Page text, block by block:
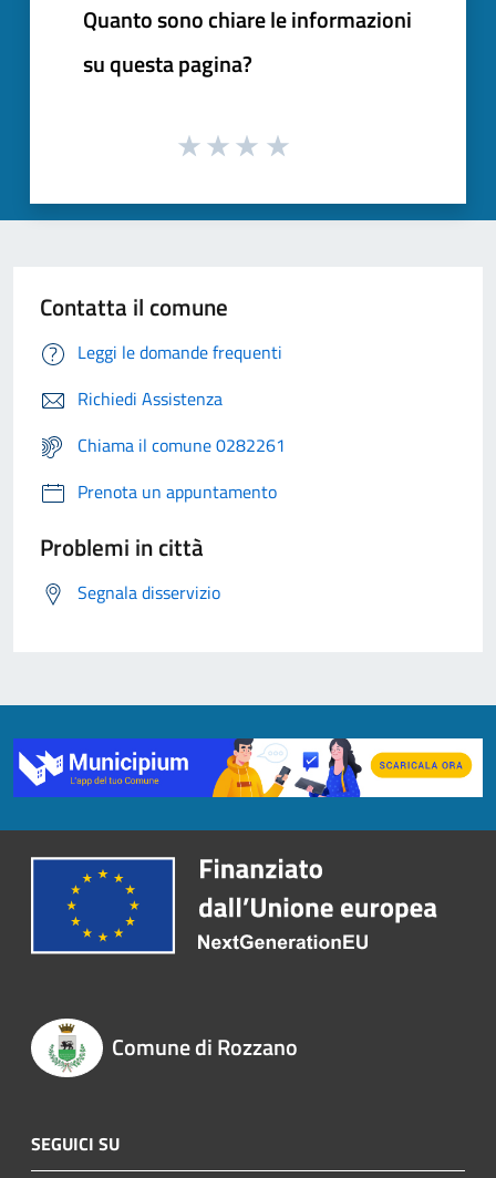
Quanto sono chiare le informazioni
su questa pagina?
Contatta il comune
Leggi le domande frequenti
Richiedi Assistenza
Chiama il comune 0282261
Prenota un appuntamento
Problemi in città
Segnala disservizio
Comune di Rozzano
SEGUICI SU